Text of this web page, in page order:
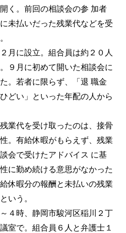
く。前回の相談会の参 加者
未払いだった残業代などを受
月に設立。組合員は約２０人
９月に初めて開いた相談会に
。若者に限らず、「退 職金
どい」といった年配の人から
業代を受け取ったのは、接骨
。有給休暇がもらえず、残業
会で受けたアドバイス に基
に勤め続ける意思がなかった
休暇分の報酬と未払いの残業
いう。
４時、静岡市駿河区稲川２丁
室で。組合員６人と弁護士１